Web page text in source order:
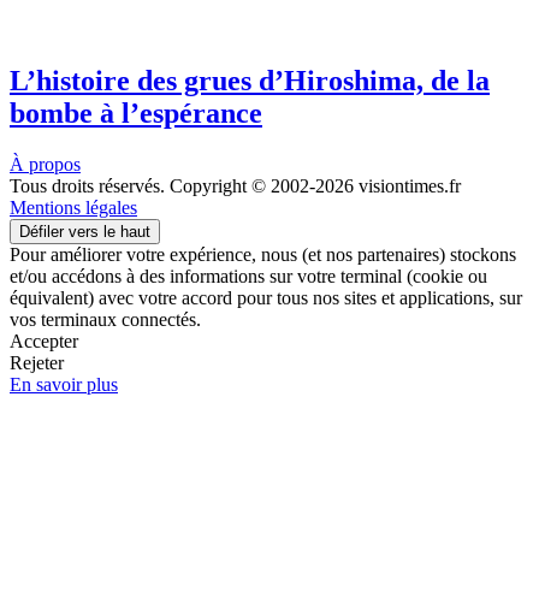
L’histoire des grues d’Hiroshima, de la
bombe à l’espérance
À propos
Tous droits réservés. Copyright © 2002-2026 visiontimes.fr
Mentions légales
Défiler vers le haut
Pour améliorer votre expérience, nous (et nos partenaires) stockons
et/ou accédons à des informations sur votre terminal (cookie ou
équivalent) avec votre accord pour tous nos sites et applications, sur
vos terminaux connectés.
Accepter
Rejeter
En savoir plus